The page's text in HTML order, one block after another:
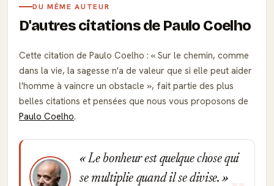
DU MÊME AUTEUR
D'autres citations de Paulo Coelho
Cette citation de Paulo Coelho :
Sur le chemin, comme
dans la vie, la sagesse n'a de valeur que si elle peut aider
l'homme à vaincre un obstacle
, fait partie des plus
belles citations et pensées que nous vous proposons de
Paulo Coelho.
Le bonheur est quelque chose qui
se multiplie quand il se divise.